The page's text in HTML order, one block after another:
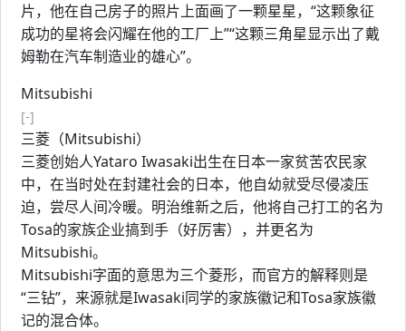
片，他在自己房子的照片上面画了一颗星星，“这颗象征
成功的星将会闪耀在他的工厂上”“这颗三角星显示出了戴
姆勒在汽车制造业的雄心”。
Mitsubishi
[-]
三菱（Mitsubishi）
三菱创始人Yataro Iwasaki出生在日本一家贫苦农民家
中，在当时处在封建社会的日本，他自幼就受尽侵凌压
迫，尝尽人间冷暖。明治维新之后，他将自己打工的名为
Tosa的家族企业搞到手（好厉害），并更名为
Mitsubishi。
Mitsubishi字面的意思为三个菱形，而官方的解释则是
“三钻”，来源就是Iwasaki同学的家族徽记和Tosa家族徽
记的混合体。